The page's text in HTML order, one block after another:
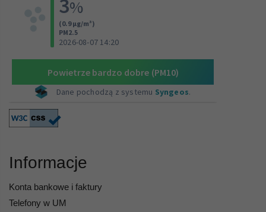
Informacje
Konta bankowe i faktury
Telefony w UM